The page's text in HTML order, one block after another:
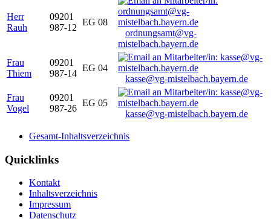
Herr
Rauh
09201
987-12
EG 08
ordnungsamt@vg-
mistelbach.bayern.de
Frau
Thiem
09201
987-14
EG 04
kasse@vg-mistelbach.bayern.de
Frau
Vogel
09201
987-26
EG 05
kasse@vg-mistelbach.bayern.de
Gesamt-Inhaltsverzeichnis
Quicklinks
Kontakt
Inhaltsverzeichnis
Impressum
Datenschutz